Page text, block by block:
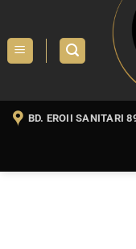
content
BD. EROII SANITARI